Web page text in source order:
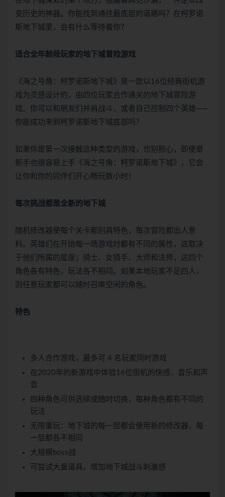
变历史的神器。你能找到通往最底层的道路吗？在柯罗诺
斯地下城里，会有什么等待着你？
适合全年龄段玩家的地下城冒险游戏
《海之号角：柯罗诺斯地下城》是一款以16位经典街机游
戏为灵感设计的，由四位玩家合作通关的地下城冒险游
戏。你可以和朋友们并肩战斗，或者自己控制四个英雄——
你能成功来到柯罗诺斯地下城底部吗？
如果你是第一次接触这种类型的游戏，也别担心，即使是
新手也很容易上手《海之号角：柯罗诺斯地下城》，它会
让你和你的同伴们开心畅玩数小时！
每次挑战都是全新的地下城
随机修改器使每个关卡都别具特色，每次冒险都出人意
料。英雄们在开始每一场游戏时都有不同的属性，这取决
于他们所属的星座；骑士、女猎手、大师和法师，这四个
角色各有特色，玩法各不相同。如果本地玩家不足四人，
则任意玩家都可以随时召唤空闲的角色。
特色
多人合作游戏，最多可 4 名玩家同时游戏
在2020年的新游戏中体验16位街机的快感、音乐和声
音
四种角色可供选择或随时切换，每种角色都有不同的
玩法
无限重玩：地下城的每一层都会使用新的修改器，每
一层都各不相同
大规模boss战
可尝试大量道具，增加地下城战斗刺激感